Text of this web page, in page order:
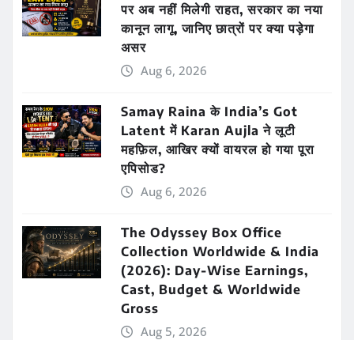
पर अब नहीं मिलेगी राहत, सरकार का नया
कानून लागू, जानिए छात्रों पर क्या पड़ेगा
असर
Aug 6, 2026
Samay Raina के India’s Got
Latent में Karan Aujla ने लूटी
महफ़िल, आखिर क्यों वायरल हो गया पूरा
एपिसोड?
Aug 6, 2026
The Odyssey Box Office
Collection Worldwide & India
(2026): Day-Wise Earnings,
Cast, Budget & Worldwide
Gross
Aug 5, 2026